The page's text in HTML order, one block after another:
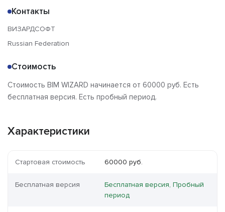
Контакты
ВИЗАРДСОФТ
Russian Federation
Стоимость
Стоимость BIM WIZARD начинается от 60000 руб. Есть
бесплатная версия. Есть пробный период.
Характеристики
Стартовая стоимость 60000 руб.
Бесплатная версия
Бесплатная версия, Пробный
период